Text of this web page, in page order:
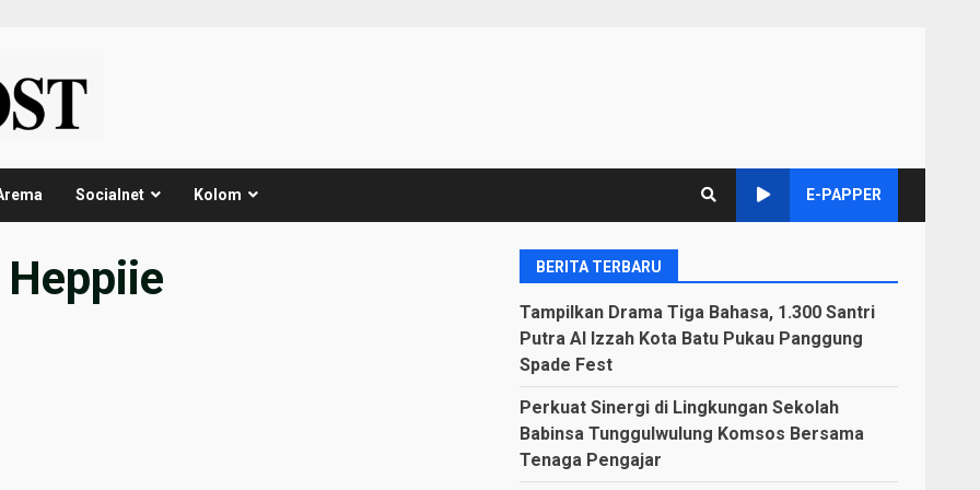
Socialnet Kolom E-PAPPER
BERITA TERBARU
Tampilkan Drama Tiga Bahasa, 1.300 Santri
Putra Al Izzah Kota Batu Pukau Panggung
Spade Fest
Perkuat Sinergi di Lingkungan Sekolah
Babinsa Tunggulwulung Komsos Bersama
Tenaga Pengajar